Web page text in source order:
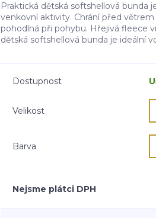
Praktická dětská softshellová bunda
venkovní aktivity. Chrání před
pohodlná při pohybu. Hřejivá fleece
dětská softshellová bunda je ideální
Dostupnost
Velikost
Barva
Nejsme plátci DPH